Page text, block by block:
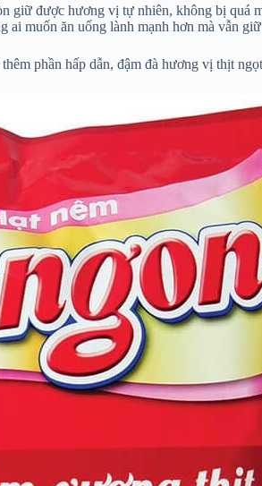
được hương vị tự nhiên, không bị quá
muốn ăn uống lành mạnh hơn mà vẫn
phần hấp dẫn, đậm đà hương vị thịt